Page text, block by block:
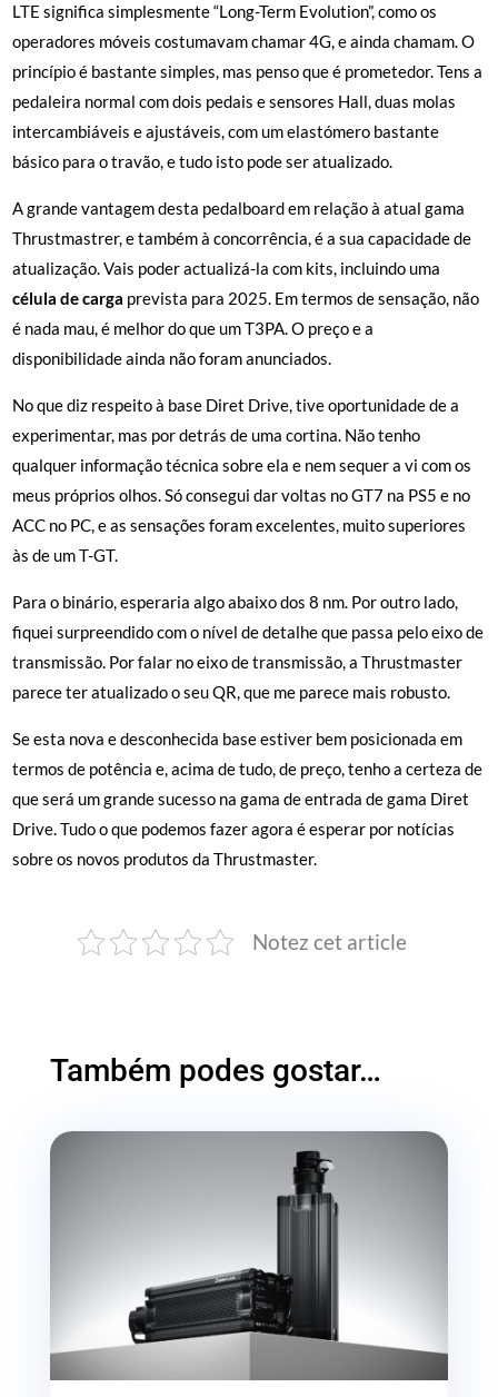
LTE significa simplesmente “Long-Term Evolution”, como os
operadores móveis costumavam chamar 4G, e ainda chamam. O
princípio é bastante simples, mas penso que é prometedor. Tens a
pedaleira normal com dois pedais e sensores Hall, duas molas
intercambiáveis e ajustáveis, com um elastómero bastante
básico para o travão, e tudo isto pode ser atualizado.
A grande vantagem desta pedalboard em relação à atual gama
Thrustmastrer, e também à concorrência, é a sua capacidade de
atualização. Vais poder actualizá-la com kits, incluindo uma
célula de carga prevista para 2025. Em termos de sensação, não
é nada mau, é melhor do que um T3PA. O preço e a
disponibilidade ainda não foram anunciados.
No que diz respeito à base Diret Drive, tive oportunidade de a
experimentar, mas por detrás de uma cortina. Não tenho
qualquer informação técnica sobre ela e nem sequer a vi com os
meus próprios olhos. Só consegui dar voltas no GT7 na PS5 e no
ACC no PC, e as sensações foram excelentes, muito superiores
às de um T-GT.
Para o binário, esperaria algo abaixo dos 8 nm. Por outro lado,
fiquei surpreendido com o nível de detalhe que passa pelo eixo de
transmissão. Por falar no eixo de transmissão, a Thrustmaster
parece ter atualizado o seu QR, que me parece mais robusto.
Se esta nova e desconhecida base estiver bem posicionada em
termos de potência e, acima de tudo, de preço, tenho a certeza de
que será um grande sucesso na gama de entrada de gama Diret
Drive. Tudo o que podemos fazer agora é esperar por notícias
sobre os novos produtos da Thrustmaster.
Notez cet article
Também podes gostar…